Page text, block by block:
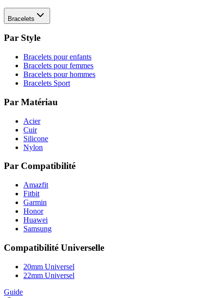
Bracelets
Par Style
Bracelets pour enfants
Bracelets pour femmes
Bracelets pour hommes
Bracelets Sport
Par Matériau
Acier
Cuir
Silicone
Nylon
Par Compatibilité
Amazfit
Fitbit
Garmin
Honor
Huawei
Samsung
Compatibilité Universelle
20mm Universel
22mm Universel
Guide